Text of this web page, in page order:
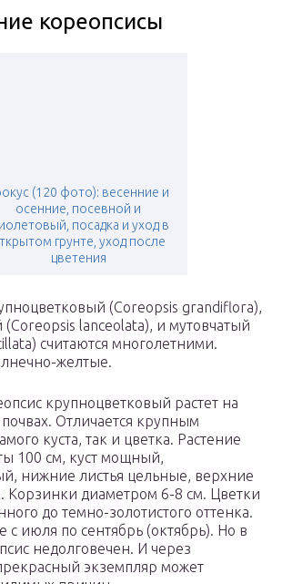
кореопсисы
(120 фото): весенние и
осенние, посевной и
посадка и уход в
грунте, уход после
цветения
(Coreopsis grandiflora),
lanceolata), и мутовчатый
считаются многолетними.
желтые.
крупноцветковый растет на
Отличается крупным
куста, так и цветка. Растение
100 см, куст мощный,
нижние листья цельные, верхние
Корзинки диаметром 6-8 см. Цветки
до темно-золотистого оттенка.
с июля по сентябрь (октябрь). Но в
недолговечен. И через
экземпляр может